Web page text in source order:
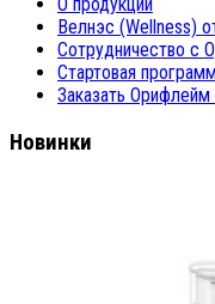
Велнэс (Wellness)
Сотрудничество с
Стартовая
Заказать
Новинки